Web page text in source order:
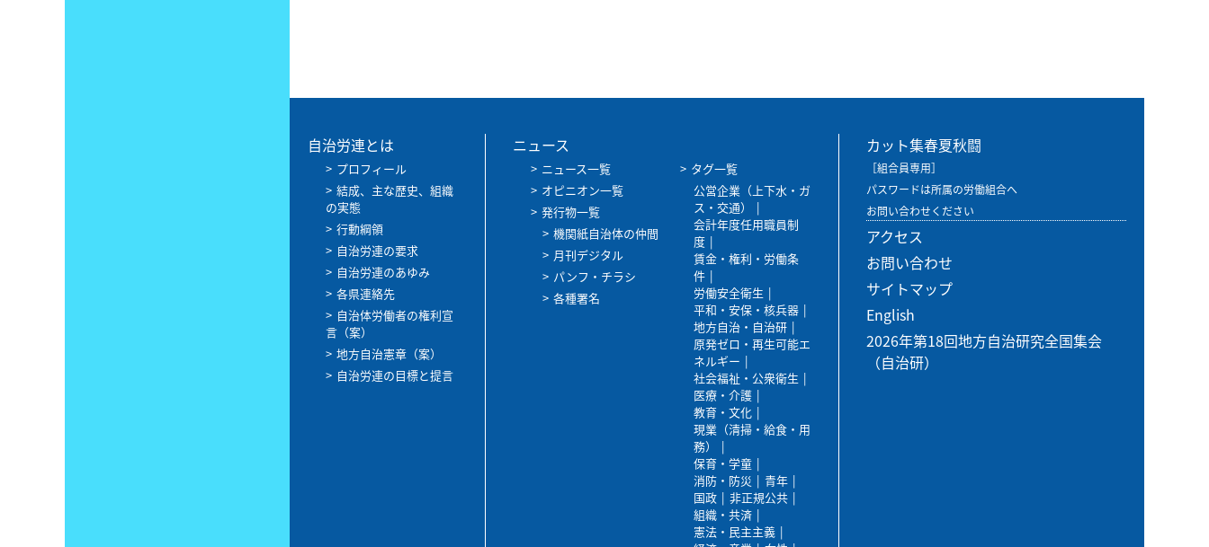
自治労連とは
プロフィール
結成、主な歴史、組織
の実態
行動綱領
自治労連の要求
自治労連のあゆみ
各県連絡先
自治体労働者の権利宣
言（案）
地方自治憲章（案）
自治労連の目標と提言
ニュース
ニュース一覧
オピニオン一覧
発行物一覧
機関紙自治体の仲間
月刊デジタル
パンフ・チラシ
各種署名
タグ一覧
公営企業（上下水・ガ
ス・交通）
会計年度任用職員制
度
賃金・権利・労働条
件
労働安全衛生
平和・安保・核兵器
地方自治・自治研
原発ゼロ・再生可能エ
ネルギー
社会福祉・公衆衛生
医療・介護
教育・文化
現業（清掃・給食・用
務）
保育・学童
消防・防災
青年
国政
非正規公共
組織・共済
憲法・民主主義
カット集春夏秋闘
［組合員専用］
パスワードは所属の労働組合へ
お問い合わせください
アクセス
お問い合わせ
サイトマップ
English
2026年第18回地方自治研究全国集会
（自治研）